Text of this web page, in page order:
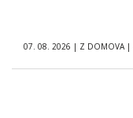
07. 08. 2026 | Z DOMOVA |